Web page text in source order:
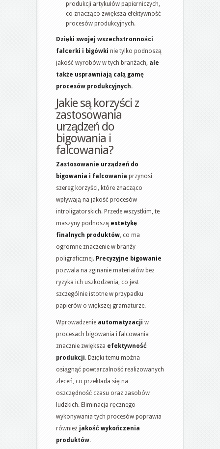
produkcji artykułów papierniczych,
co znacząco zwiększa efektywność
procesów produkcyjnych.
Dzięki swojej wszechstronności
falcerki i bigówki nie tylko podnoszą
jakość wyrobów w tych branżach, ale
także usprawniają całą gamę
procesów produkcyjnych.
Jakie są korzyści z
zastosowania
urządzeń do
bigowania i
falcowania?
Zastosowanie urządzeń do
bigowania i falcowania przynosi
szereg korzyści, które znacząco
wpływają na jakość procesów
introligatorskich. Przede wszystkim, te
maszyny podnoszą estetykę
finalnych produktów, co ma
ogromne znaczenie w branży
poligraficznej. Precyzyjne bigowanie
pozwala na zginanie materiałów bez
ryzyka ich uszkodzenia, co jest
szczególnie istotne w przypadku
papierów o większej gramaturze.
Wprowadzenie automatyzacji w
procesach bigowania i falcowania
znacznie zwiększa efektywność
produkcji. Dzięki temu można
osiągnąć powtarzalność realizowanych
zleceń, co przekłada się na
oszczędność czasu oraz zasobów
ludzkich. Eliminacja ręcznego
wykonywania tych procesów poprawia
również jakość wykończenia
produktów.